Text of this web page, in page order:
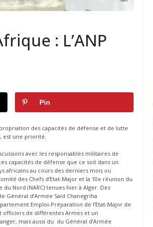
: L’ANP
Pin
des capacités de défense et de lutte
est une priorité.
avec les responsables militaires de
capacités de défense que ce soit dans un
africains au cours des derniers mois ou
des Chefs d’Etat-Major ‎et la 10e réunion du
Nord (NARC) tenues hier à Alger. Des
Général d’Armée Saïd Chanegriha
Emploi-Préparation de l’Etat-Major de
officiers de différentes Armes et un
mais aussi du du Général d’Armée